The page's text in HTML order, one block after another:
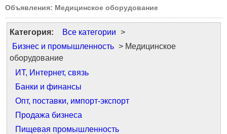
Объявления: Медицинское оборудование
Категория: Все категории >
Бизнес и промышленность > Медицинское
оборудование
ИТ, Интернет, связь
Банки и финансы
Опт, поставки, импорт-экспорт
Продажа бизнеса
Пищевая промышленность